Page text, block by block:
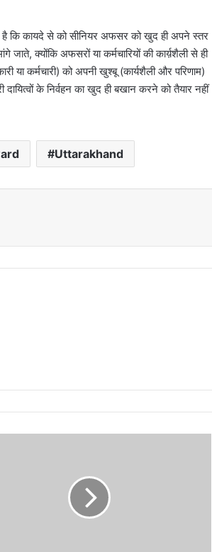
है कि कायदे से को सीनियर अफसर को खुद ही अपने स्तर
क्योंकि अफसरों या कर्मचारियों की कार्य़शैली से ही
या कर्मचारी) को अपनी खुश्बू (कार्यशैली और परिणाम)
के निर्वहन का खुद ही बखान करने को तैयार नहीं
Uttarakhand